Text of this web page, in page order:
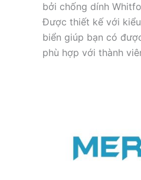
bởi chống dính
Được thiết kế với
biển giúp bạn có
phù hợp với thành